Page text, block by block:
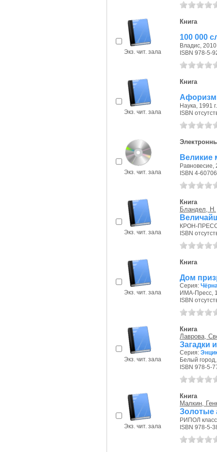
Экз. чит. зала
Книга
100 000
Владис, 2010
ISBN 978-5-
Экз. чит. зала
Книга
Наука, 1991 г.
ISBN
Экз. чит. зала
Великие
Равновесие,
ISBN 4-
Экз. чит. зала
Книга
Бландел, Н.
КРОН-
ISBN
Экз. чит. зала
Книга
Дом
Серия:
ИМА-Пресс,
ISBN
Экз. чит. зала
Книга
Лаврова,
Загадки
Серия:
Белый город,
ISBN 978-5-
Экз. чит. зала
Книга
Малкин,
РИПОЛ
ISBN 978-5-